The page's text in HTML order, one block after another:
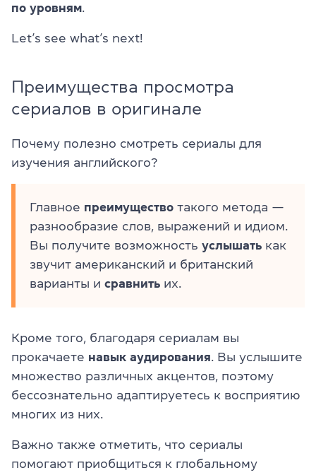
по уровням
Let’s see what’s next!
Преимущества просмотра
сериалов в оригинале
Почему полезно смотреть сериалы для
изучения английского?
Главное преимущество такого метода —
разнообразие слов, выражений и идиом.
Вы получите возможность услышать как
звучит американский и британский
варианты и сравнить их.
Кроме того, благодаря сериалам вы
прокачаете навык аудирования . Вы услышите
множество различных акцентов, поэтому
бессознательно адаптируетесь к восприятию
многих из них.
Важно также отметить, что сериалы
помогают приобщиться к глобальному